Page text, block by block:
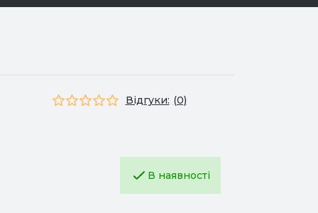
Відгуки: (0)
В наявності